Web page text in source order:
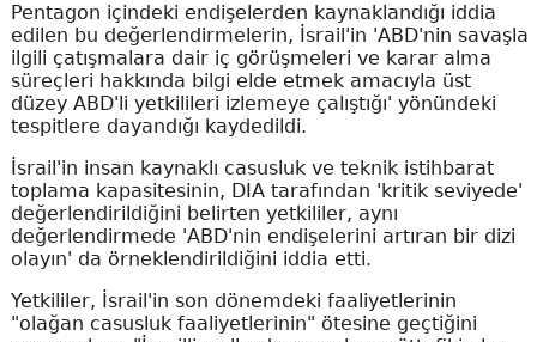
Pentagon içindeki endişelerden kaynaklandığı iddia
edilen bu değerlendirmelerin, İsrail'in 'ABD'nin savaşla
ilgili çatışmalara dair iç görüşmeleri ve karar alma
süreçleri hakkında bilgi elde etmek amacıyla üst
düzey ABD'li yetkilileri izlemeye çalıştığı' yönündeki
tespitlere dayandığı kaydedildi.
İsrail'in insan kaynaklı casusluk ve teknik istihbarat
toplama kapasitesinin, DIA tarafından 'kritik seviyede'
değerlendirildiğini belirten yetkililer, aynı
değerlendirmede 'ABD'nin endişelerini artıran bir dizi
olayın' da örneklendirildiğini iddia etti.
Yetkililer, İsrail'in son dönemdeki faaliyetlerinin
"olağan casusluk faaliyetlerinin" ötesine geçtiğini